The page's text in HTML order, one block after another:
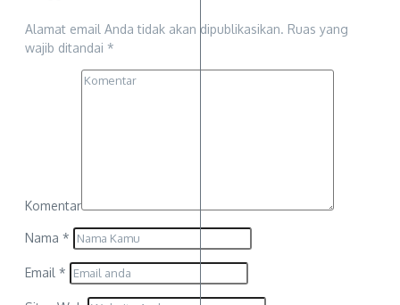
Alamat email Anda tidak akan dipublikasikan. Ruas yang
wajib ditandai *
Komentar
Nama *
Email *